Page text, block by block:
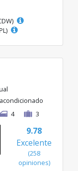
4 3
9.78
Excelente
(258
opiniones)